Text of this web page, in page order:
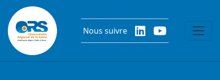
Aller au contenu principal
Nous suivre